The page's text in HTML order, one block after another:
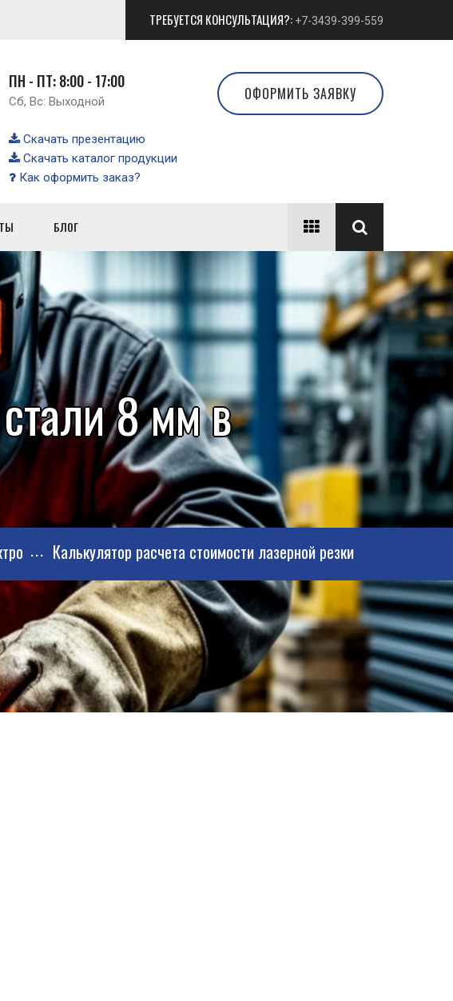
ТРЕБУЕТСЯ КОНСУЛЬТАЦИЯ?: +7-3439-399-559
ПН - ПТ: 8:00 - 17:00
Сб, Вс: Выходной
Скачать презентацию
Скачать каталог продукции
Как оформить заказ?
ОФОРМИТЬ ЗАЯВКУ
БЛОГ
8 мм в
Калькулятор расчета стоимости лазерной резки